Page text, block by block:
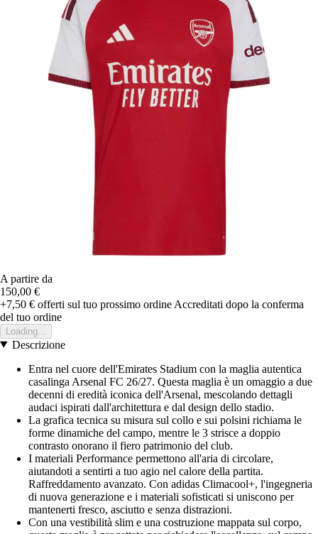
A partire da
150,00 €
+7,50 € offerti sul tuo prossimo ordine Accreditati dopo la conferma
del tuo ordine
Loading...
Descrizione
Entra nel cuore dell'Emirates Stadium con la maglia autentica
casalinga Arsenal FC 26/27. Questa maglia è un omaggio a due
decenni di eredità iconica dell'Arsenal, mescolando dettagli
audaci ispirati dall'architettura e dal design dello stadio.
La grafica tecnica su misura sul collo e sui polsini richiama le
forme dinamiche del campo, mentre le 3 strisce a doppio
contrasto onorano il fiero patrimonio del club.
I materiali Performance permettono all'aria di circolare,
aiutandoti a sentirti a tuo agio nel calore della partita.
Raffreddamento avanzato. Con adidas Climacool+, l'ingegneria
di nuova generazione e i materiali sofisticati si uniscono per
mantenerti fresco, asciutto e senza distrazioni.
Con una vestibilità slim e una costruzione mappata sul corpo,